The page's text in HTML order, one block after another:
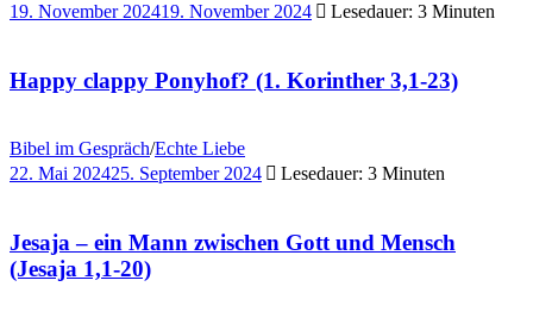
19. November 202419. November 2024 Lesedauer: 3 Minuten
Happy clappy Ponyhof? (1. Korinther 3,1-23)
Bibel im Gespräch/Echte Liebe
22. Mai 202425. September 2024 Lesedauer: 3 Minuten
Jesaja – ein Mann zwischen Gott und Mensch
(Jesaja 1,1-20)